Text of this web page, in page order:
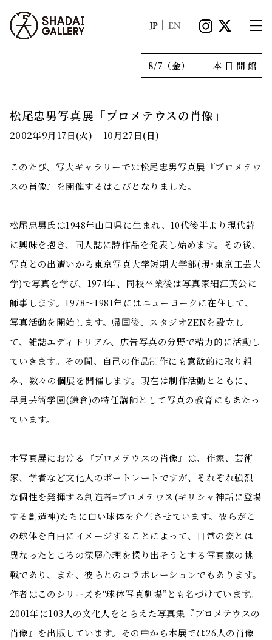
JP EN
8/7（金） 本日開館
松尾忠男写真展「プロメテウスの肖像」
2002年9月17日(火) – 10月27日(日)
このたび、写大ギャラリーでは松尾忠男写真展『プロメテウ
スの肖像』を開催するはこびとなりました。
松尾忠男氏は1948年山口県に生まれ、10代後半より現代詩
に興味を抱き、同人誌に詩作品を発表し始めます。その後、
写真との出遭いから東京写真大学短期大学部(現･東京工芸大
学)で写真を学び、1974年、同校卒業後は写真家細江英公に
師事します。1978～1981年にはニューヨークに在住して、
写真活動を開始します。帰国後、スタジオZENを設立し
て、雑誌エディトリアル、広告写真の分野で精力的に活動し
ていきます。その間、自己の作品制作にも意欲的に取り組
み、数々の個展を開催します。現在は制作活動とともに、
早見芸術学園(鎌倉)の特任講師として写真の教育にもあたっ
ています。
本写真展における『プロメテウスの肖像』は、作家、芸術
家、学者など文化人のポートレートですが、それぞれ強烈
な個性を発揮する創造者=プロメテウス(ギリシャ神話に登場
する創造神)たちに白い球体を介在させています。彼らがこ
の球体を自由にイメージすることによって、日常の姿とは
異なったところの深層心理を探り出そうとする写真家の挑
戦であり、また、彼らとのコラボレーションでもあります。
作者はこのシリーズを“球体写真劇場”とも名づけています。
2001年に103人の文化人をとらえた写真集『プロメテウスの
肖像』を出版しています。その中から本展では26人の肖像